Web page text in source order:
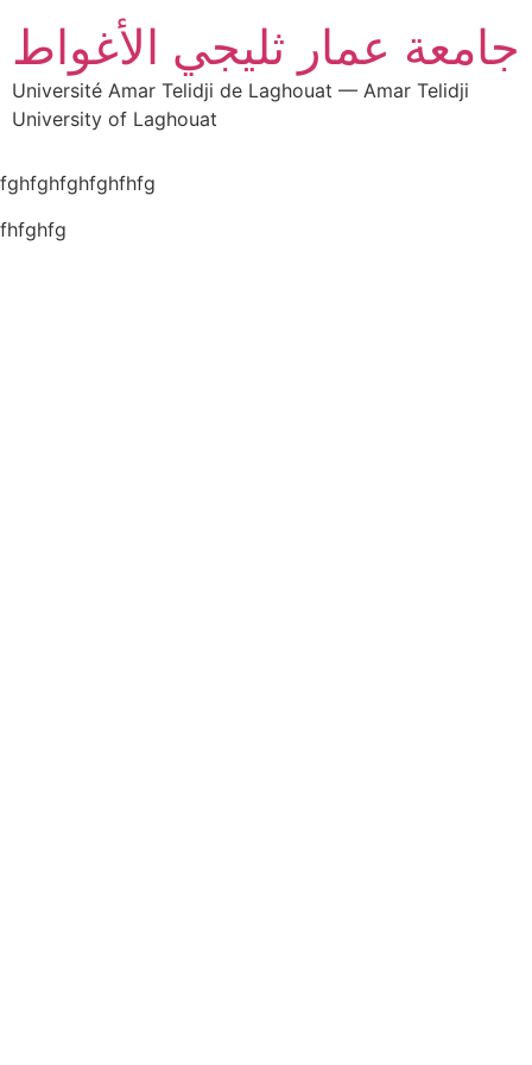
جامعة عمار ثليجي الأغواط
Université Amar Telidji de Laghouat — Amar Telidji
University of Laghouat
fghfghfghfghfhfg
fhfghfg